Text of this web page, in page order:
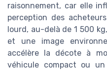
raisonnement, car elle
perception des
lourd, au-delà de 1 500
et une image
accélère la décote à
véhicule compact ou